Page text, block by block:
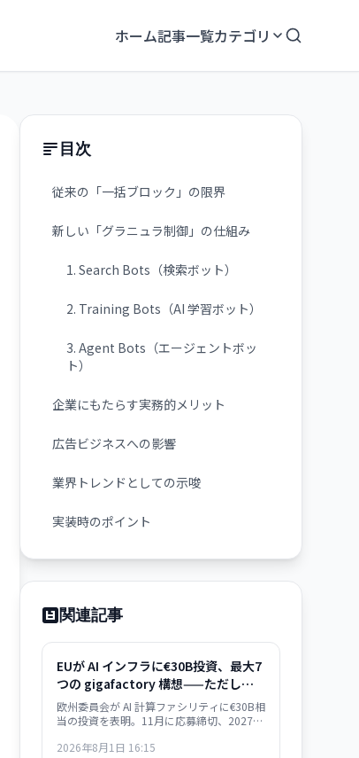
ホーム記事一覧カテゴリ
目次
従来の「一括ブロック」の限界
新しい「グラニュラ制御」の仕組み
1. Search Bots（検索ボット）
2. Training Bots（AI 学習ボット）
3. Agent Bots（エージェントボッ
ト）
企業にもたらす実務的メリット
広告ビジネスへの影響
業界トレンドとしての示唆
実装時のポイント
関連記事
EUが AI インフラに€30B投資、最大7
つの gigafactory 構想——ただし米
国の 1/20 規模
欧州委員会が AI 計算ファシリティに€30B相
当の投資を表明。11月に応募締切、2027年
Qualcomm とハード確保で合意。
2026年8月1日 16:15